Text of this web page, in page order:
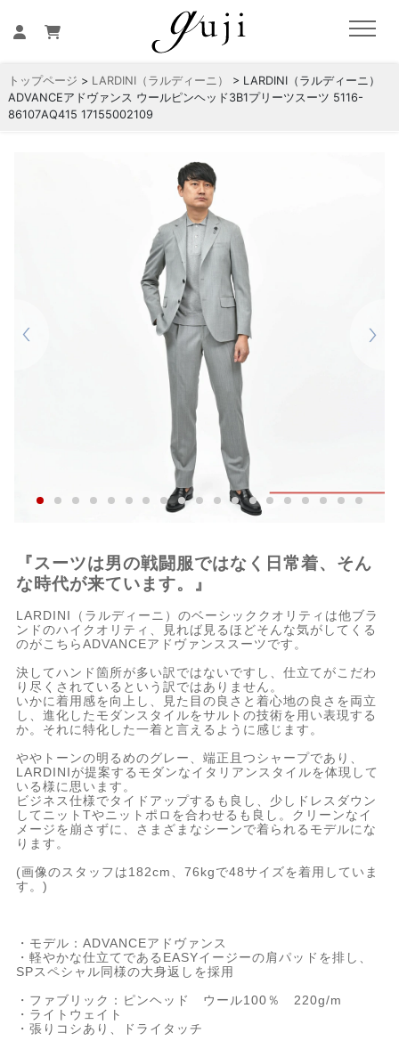
トップページ > LARDINI（ラルディーニ）
> LARDINI（ラルディーニ）
ADVANCEアドヴァンス ウールピンヘッド3B1プリーツスーツ 5116-
86107AQ415 17155002109
『スーツは男の戦闘服ではなく日常着、そん
な時代が来ています。』
LARDINI（ラルディーニ）のベーシッククオリティは他ブラ
ンドのハイクオリティ、見れば見るほどそんな気がしてくる
のがこちらADVANCEアドヴァンススーツです。
決してハンド箇所が多い訳ではないですし、仕立てがこだわ
り尽くされているという訳ではありません。
いかに着用感を向上し、見た目の良さと着心地の良さを両立
し、進化したモダンスタイルをサルトの技術を用い表現する
か。それに特化した一着と言えるように感じます。
ややトーンの明るめのグレー、端正且つシャープであり、
LARDINIが提案するモダンなイタリアンスタイルを体現して
いる様に思います。
ビジネス仕様でタイドアップするも良し、少しドレスダウン
してニットTやニットポロを合わせるも良し。クリーンなイ
メージを崩さずに、さまざまなシーンで着られるモデルにな
ります。
(画像のスタッフは182cm、76kgで48サイズを着用していま
す。)
・モデル：ADVANCEアドヴァンス
・軽やかな仕立てであるEASYイージーの肩パッドを排し、
SPスペシャル同様の大身返しを採用
・ファブリック：ピンヘッド ウール100％ 220g/m
・ライトウェイト
・張りコシあり、ドライタッチ